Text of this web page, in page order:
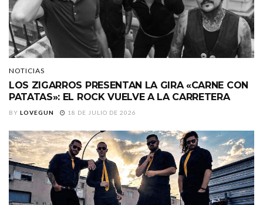
NOTICIAS
LOS ZIGARROS PRESENTAN LA GIRA «CARNE CON
PATATAS»: EL ROCK VUELVE A LA CARRETERA
BY LOVEGUN 18 DE JULIO DE 2026